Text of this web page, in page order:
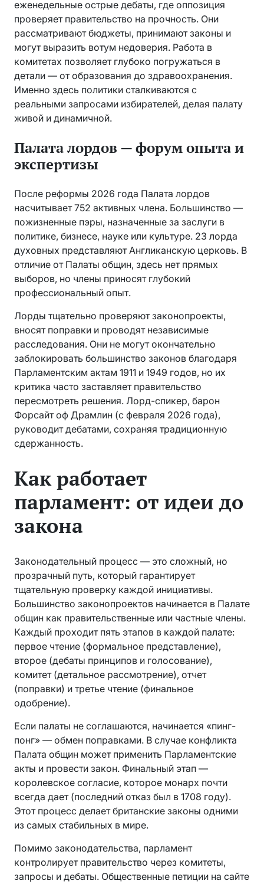
еженедельные острые дебаты, где оппозиция
проверяет правительство на прочность. Они
рассматривают бюджеты, принимают законы и
могут выразить вотум недоверия. Работа в
комитетах позволяет глубоко погружаться в
детали — от образования до здравоохранения.
Именно здесь политики сталкиваются с
реальными запросами избирателей, делая палату
живой и динамичной.
Палата лордов — форум опыта и
экспертизы
После реформы 2026 года Палата лордов
насчитывает 752 активных члена. Большинство —
пожизненные пэры, назначенные за заслуги в
политике, бизнесе, науке или культуре. 23 лорда
духовных представляют Англиканскую церковь. В
отличие от Палаты общин, здесь нет прямых
выборов, но члены приносят глубокий
профессиональный опыт.
Лорды тщательно проверяют законопроекты,
вносят поправки и проводят независимые
расследования. Они не могут окончательно
заблокировать большинство законов благодаря
Парламентским актам 1911 и 1949 годов, но их
критика часто заставляет правительство
пересмотреть решения. Лорд-спикер, барон
Форсайт оф Драмлин (с февраля 2026 года),
руководит дебатами, сохраняя традиционную
сдержанность.
Как работает
парламент: от идеи до
закона
Законодательный процесс — это сложный, но
прозрачный путь, который гарантирует
тщательную проверку каждой инициативы.
Большинство законопроектов начинается в Палате
общин как правительственные или частные члены.
Каждый проходит пять этапов в каждой палате:
первое чтение (формальное представление),
второе (дебаты принципов и голосование),
комитет (детальное рассмотрение), отчет
(поправки) и третье чтение (финальное
одобрение).
Если палаты не соглашаются, начинается «пинг-
понг» — обмен поправками. В случае конфликта
Палата общин может применить Парламентские
акты и провести закон. Финальный этап —
королевское согласие, которое монарх почти
всегда дает (последний отказ был в 1708 году).
Этот процесс делает британские законы одними
из самых стабильных в мире.
Помимо законодательства, парламент
контролирует правительство через комитеты,
запросы и дебаты. Общественные петиции на сайте